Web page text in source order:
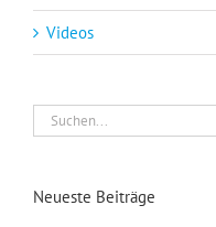
Videos
Suche
nach:
Neueste Beiträge